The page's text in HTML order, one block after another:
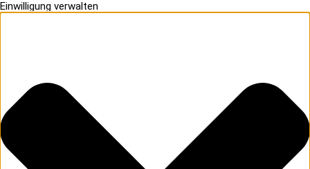
Einwilligung verwalten